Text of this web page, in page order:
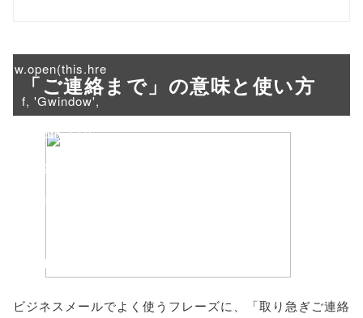
/1045774"
w.open(this.hre
f, 'Gwindow',
'width=550,
height=450,
scrollbars=yes'
「ご連絡まで」の意味と使い方
ビジネスメールでよく使うフレーズに、「取り急ぎご連絡